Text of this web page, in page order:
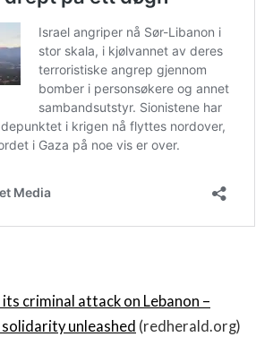
its criminal attack on Lebanon –
unleashed (redherald.org)